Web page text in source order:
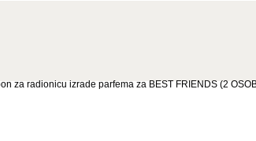
za radionicu izrade parfema za BEST FRIENDS (2